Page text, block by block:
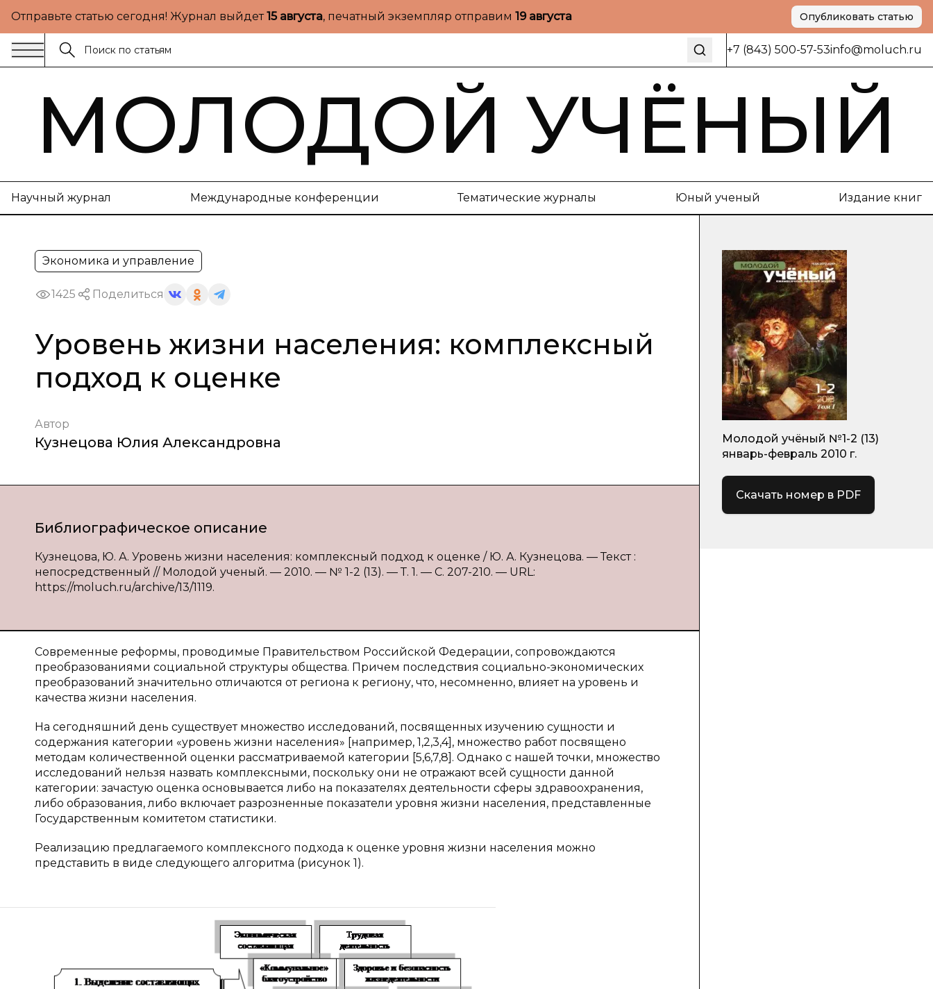
Отправьте статью сегодня! Журнал выйдет15 августа, печатный экземпляр отправим 19 августа Опубликовать статью
+7 (843) 500-57-53info@moluch.ru
МОЛОДОЙ УЧЁНЫЙ
Научный журнал Международные конференции Тематические журналы Юный ученый Издание книг
Экономика и управление
1425 Поделиться
Уровень жизни населения: комплексный
подход к оценке
Автор
Кузнецова Юлия Александровна
Библиографическое описание
Кузнецова, Ю. А. Уровень жизни населения: комплексный подход к оценке / Ю. А. Кузнецова. — Текст :
непосредственный // Молодой ученый. — 2010. — № 1-2 (13). — Т. 1. — С. 207-210. — URL:
https://moluch.ru/archive/13/1119.
Современные реформы, проводимые Правительством Российской Федерации, сопровождаются
преобразованиями социальной структуры общества. Причем последствия социально-экономических
преобразований значительно отличаются от региона к региону, что, несомненно, влияет на уровень и
качества жизни населения.
На сегодняшний день существует множество исследований, посвященных изучению сущности и
содержания категории «уровень жизни населения» [например, 1,2,3,4], множество работ посвящено
методам количественной оценки рассматриваемой категории [5,6,7,8]. Однако с нашей точки, множество
исследований нельзя назвать комплексными, поскольку они не отражают всей сущности данной
категории: зачастую оценка основывается либо на показателях деятельности сферы здравоохранения,
либо образования, либо включает разрозненные показатели уровня жизни населения, представленные
Государственным комитетом статистики.
Реализацию предлагаемого комплексного подхода к оценке уровня жизни населения можно
представить в виде следующего алгоритма (рисунок 1).
Молодой учёный №1-2 (13)
январь-февраль 2010 г.
Скачать номер в PDF